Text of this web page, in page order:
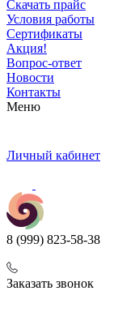
Скачать прайс
Условия работы
Сертификаты
Акция!
Вопрос-ответ
Новости
Контакты
Меню
Личный кабинет
8 (999) 823-58-38
Заказать звонок